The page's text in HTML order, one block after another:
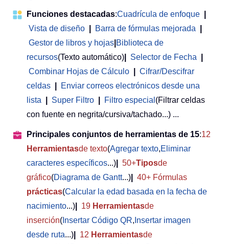
Funciones destacadas:Cuadrícula de enfoque
Vista de diseño
Barra de fórmulas mejorada
Gestor de libros y hojas Biblioteca de
recursos(Texto automático) Selector de Fecha
Combinar Hojas de Cálculo
Cifrar/Descifrar
celdas
Enviar correos electrónicos desde una
lista
Super Filtro Filtro especial (Filtrar celdas
con fuente en negrita/cursiva/tachado...) ...
Principales conjuntos de herramientas de 15:12
Herramientasde texto(Agregar texto,Eliminar
caracteres específicos...) 50+Tiposde
gráfico(Diagrama de Gantt...)
40+ Fórmulas
prácticas(Calcular la edad basada en la fecha de
nacimiento...) 19 Herramientasde
inserción( Insertar Código QR, Insertar imagen
desde ruta...) 12 Herramientasde